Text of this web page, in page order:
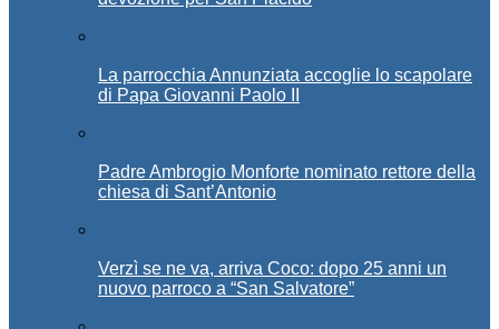
La parrocchia Annunziata accoglie lo scapolare
di Papa Giovanni Paolo II
Padre Ambrogio Monforte nominato rettore della
chiesa di Sant’Antonio
Verzì se ne va, arriva Coco: dopo 25 anni un
nuovo parroco a “San Salvatore”